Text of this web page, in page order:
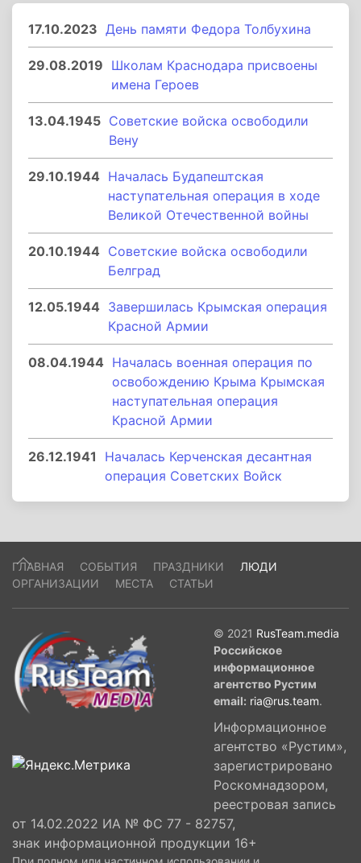
17.10.2023 День памяти Федора Толбухина
29.08.2019 Школам Краснодара присвоены
имена Героев
13.04.1945 Советские войска освободили
Вену
29.10.1944 Началась Будапештская
наступательная операция в ходе
Великой Отечественной войны
20.10.1944 Советские войска освободили
Белград
12.05.1944 Завершилась Крымская операция
Красной Армии
08.04.1944 Началась военная операция по
освобождению Крыма Крымская
наступательная операция
Красной Армии
26.12.1941
Началась Керченская десантная
операция Советских Войск
ГЛАВНАЯ СОБЫТИЯ ПРАЗДНИКИ
ЛЮДИ
ОРГАНИЗАЦИИ
МЕСТА СТАТЬИ
© 2021 RusTeam.media
Российское
информационное
агентство Рустим
email: ria@rus.team.
Информационное
агентство «Рустим»,
зарегистрировано
Роскомнадзором,
реестровая запись
от 14.02.2022 ИА № ФС 77 - 82757,
знак информационной продукции 16+